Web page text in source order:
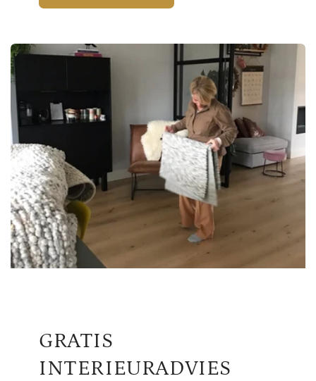
GRATIS
INTERIEURADVIES